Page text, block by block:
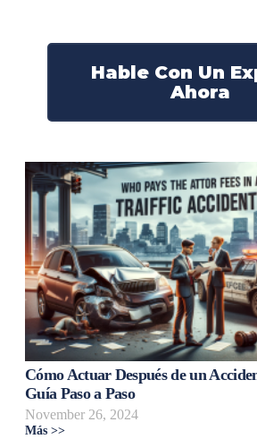
Hable Con Un
Ahora
Cómo Actuar Después de un
Guía Paso a Paso
November 26, 2024
Más >>